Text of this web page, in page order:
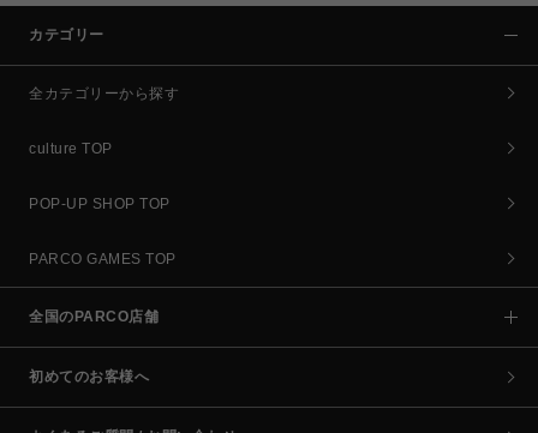
カテゴリー
全カテゴリーから探す
culture TOP
POP-UP SHOP TOP
PARCO GAMES TOP
全国のPARCO店舗
初めてのお客様へ